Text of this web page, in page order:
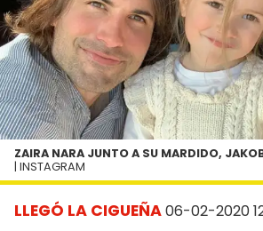
LLEGÓ LA CIGUEÑA06-02-2020
ZAIRA NARA JUNTO A SU MARDIDO,
| INSTAGRAM